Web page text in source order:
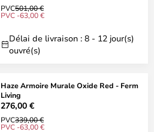
PVC501,00 €
PVC -63,00 €
Délai de livraison : 8 - 12 jour(s)
ouvré(s)
Haze Armoire Murale Oxide Red - Ferm
Living
276,00 €
PVC339,00 €
PVC -63,00 €